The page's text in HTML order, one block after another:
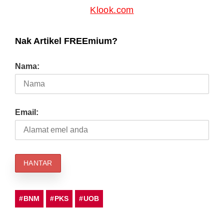
Klook.com
Nak Artikel FREEmium?
Nama:
Email:
BNM PKS UOB